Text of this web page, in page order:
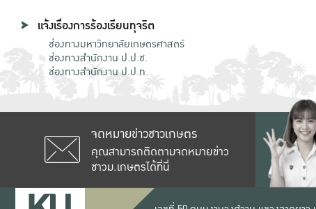
แจ้งเรื่องการร้องเรียนทุจริต
ช่องทางมหาวิทยาลัยเกษตรศาสตร์
ช่องทางสำนักงาน ป.ป.ช.
ช่องทางสำนักงาน ป.ป.ท.
จดหมายข่าวชาวเกษตร
คุณสามารถติดตามจดหมายข่าว
ชาวม.เกษตรได้ที่นี่